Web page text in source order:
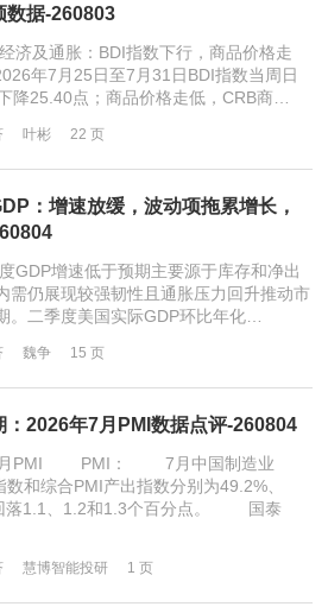
数据-260803
通胀：BDI指数下行，商品价格走
年7月25日至7月31日BDI指数当周日
降25.40点；商品价格走低，CRB商…
叶彬 22 页
：增速放缓，波动项拖累增长，
增速低于预期主要源于库存和净出
需仍展现较强韧性且通胀压力回升推动市
。二季度美国实际GDP环比年化…
魏争 15 页
：2026年7月PMI数据点评-260804
PMI： 7月中国制造业
和综合PMI产出指数分别为49.2%、
落1.1、1.2和1.3个百分点。 国泰
慧博智能投研 1 页